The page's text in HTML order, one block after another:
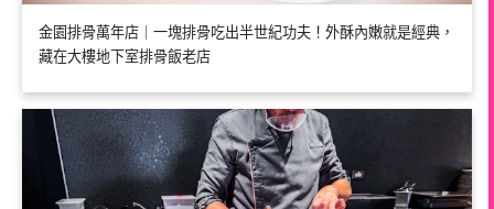
金園排骨萬年店｜一塊排骨吃出半世紀功夫！外酥內嫩就是經典，
藏在大樓地下室排骨飯老店